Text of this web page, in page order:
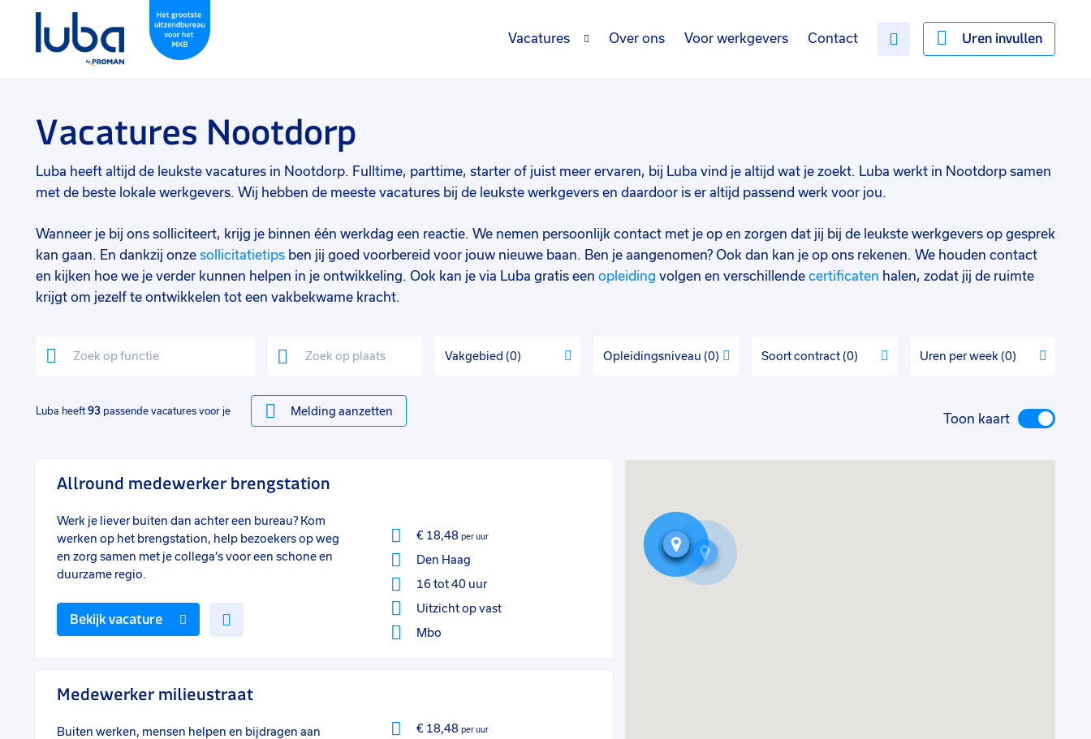
Uren invullen
Vacatures Over ons Voor werkgevers Contact
Vacatures Nootdorp
Luba heeft altijd de leukste vacatures in Nootdorp. Fulltime, parttime, starter of juist meer ervaren, bij Luba vind je altijd wat je zoekt. Luba werkt in Nootdorp samen
met de beste lokale werkgevers. Wij hebben de meeste vacatures bij de leukste werkgevers en daardoor is er altijd passend werk voor jou.
Wanneer je bij ons solliciteert, krijg je binnen één werkdag een reactie. We nemen persoonlijk contact met je op en zorgen dat jij bij de leukste werkgevers op gesprek
kan gaan. En dankzij onze sollicitatietips ben jij goed voorbereid voor jouw nieuwe baan. Ben je aangenomen? Ook dan kan je op ons rekenen. We houden contact
en kijken hoe we je verder kunnen helpen in je ontwikkeling. Ook kan je via Luba gratis een opleiding volgen en verschillende certificaten halen, zodat jij de ruimte
krijgt om jezelf te ontwikkelen tot een vakbekwame kracht.
Vakgebied 0 Opleidingsniveau 0 Soort contract 0 Uren per week 0
Luba heeft 93 passende vacatures voor je Melding aanzetten Toon kaart
Allround medewerker brengstation
Werk je liever buiten dan achter een bureau? Kom
werken op het brengstation, help bezoekers op weg
en zorg samen met je collega’s voor een schone en
duurzame regio.
€ 18,48 per uur
Den Haag
16 tot 40 uur
Uitzicht op vast
Mbo
Bekijk vacature
Medewerker milieustraat
Buiten werken, mensen helpen en bijdragen aan
€ 18,48 per uur